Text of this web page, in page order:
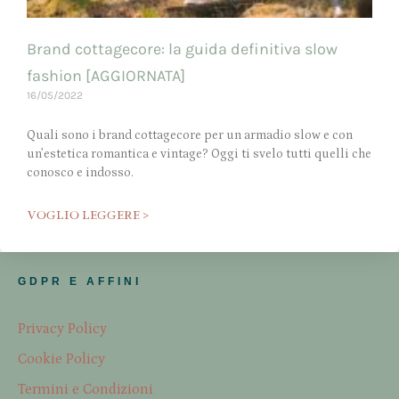
Brand cottagecore: la guida definitiva slow
fashion [AGGIORNATA]
16/05/2022
Quali sono i brand cottagecore per un armadio slow e con
un’estetica romantica e vintage? Oggi ti svelo tutti quelli che
conosco e indosso.
VOGLIO LEGGERE >
GDPR E AFFINI
Privacy Policy
Cookie Policy
Termini e Condizioni